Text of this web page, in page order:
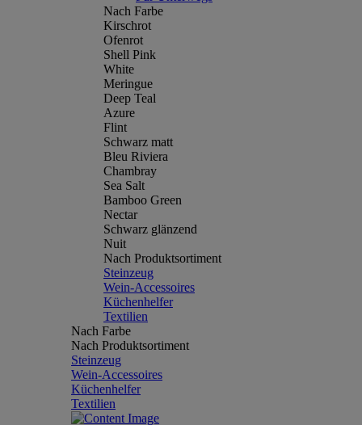
Nach Farbe
Kirschrot
Ofenrot
Shell Pink
White
Meringue
Deep Teal
Azure
Flint
Schwarz matt
Bleu Riviera
Chambray
Sea Salt
Bamboo Green
Nectar
Schwarz glänzend
Nuit
Nach Produktsortiment
Steinzeug
Wein-Accessoires
Küchenhelfer
Textilien
Nach Farbe
Nach Produktsortiment
Steinzeug
Wein-Accessoires
Küchenhelfer
Textilien